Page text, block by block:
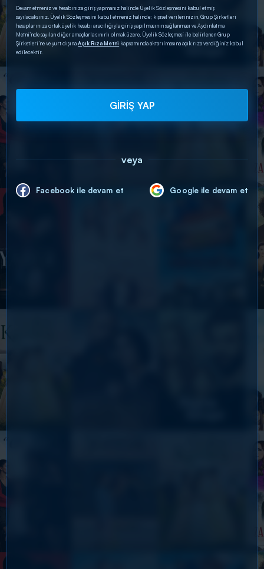
Devam etmeniz ve hesabınıza giriş yapmanız halinde Üyelik Sözleşmesini kabul etmiş
sayılacaksınız. Üyelik Sözleşmesini kabul etmeniz halinde; kişisel verilerinizin, Grup Şirketleri
hesaplarınıza ortak üyelik hesabı aracılığıyla giriş yapılmasının sağlanması ve Aydınlatma
Metni’nde sayılan diğer amaçlarla sınırlı olmak üzere, Üyelik Sözleşmesi ile belirlenen Grup
Şirketleri’ne ve yurt dışınaAçık Rıza Metni kapsamında aktarılmasına açık rıza verdiğiniz kabul
edilecektir.
GİRİŞ YAP
veya
Facebook ile devam et Google ile devam et